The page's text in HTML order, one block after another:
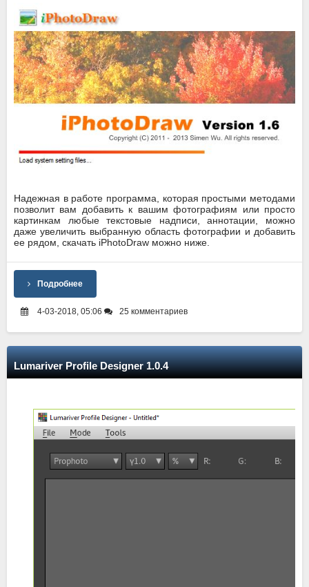
Надежная в работе программа, которая простыми методами
позволит вам добавить к вашим фотографиям или просто
картинкам любые текстовые надписи, аннотации, можно
даже увеличить выбранную область фотографии и добавить
ее рядом, скачать iPhotoDraw можно ниже.
Подробнее
4-03-2018, 05:06 25 комментариев
Lumariver Profile Designer 1.0.4